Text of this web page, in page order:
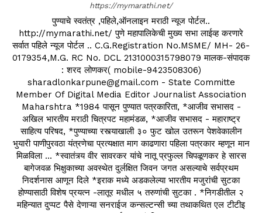
https://mymarathi.net/
पुण्याचे स्वतंत्र ,पहिले,ऑनलाइन मराठी न्यूज पोर्टल..
http://mymarathi.net/ पुणे महापालिकेची मुख्य सभा लाईव्ह करणारे
सर्वात पहिले न्यूज पोर्टल .. C.G.Registration No.MSME/ MH- 26-
0179354,M.G. RC No. DCL 2131000315798079 मालक-संपादक
: शरद लोणकर( mobile-9423508306)
sharadlonkarpune@gmail.com - State Committe
Member Of Digital Media Editor Journalist Association
Maharshtra *1984 पासून पुण्यात पत्रकारिता, *आजीव सभासद -
अखिल भारतीय मराठी चित्रपट महामंडळ, *आजीव सभासद - महाराष्ट्र
साहित्य परिषद, *पुण्याच्या रस्त्याखाली ३० फुट खोल उतरून पेशवेकालीन
भुयारी पाणीपुरवठा यंत्रणेचा प्रत्यक्षात माग काढणारा पहिला पत्रकार म्हणून मान
मिळविला ... *स्वातंत्र्य वीर सावरकर यांचे नातू प्रफुल्ल चिपळूणकर हे सारस
बागेजवळ भिक्षुकाच्या अवस्थेत दुर्लक्षित जिवन जगत असल्याचे सर्वप्रथम
निदर्शनास आणून दिले *इराक मध्ये अडकलेल्या भारतीय मजुरांची सुटका
होण्यासाठी विशेष प्रयत्न -लातूर मधील ५ तरुणांची सुटका . *निगडीतील २
महिन्यात दुप्पट पैसे देणाऱ्या सनराईज कन्सल्टन्सी च्या तथाकथित एल टीटीइ